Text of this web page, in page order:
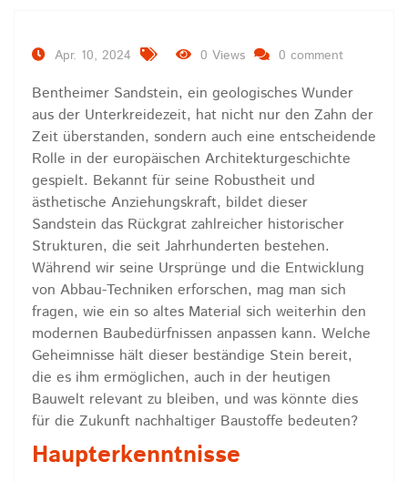
Apr. 10, 2024 0 Views 0 comment
Bentheimer Sandstein, ein geologisches Wunder
aus der Unterkreidezeit, hat nicht nur den Zahn der
Zeit überstanden, sondern auch eine entscheidende
Rolle in der europäischen Architekturgeschichte
gespielt. Bekannt für seine Robustheit und
ästhetische Anziehungskraft, bildet dieser
Sandstein das Rückgrat zahlreicher historischer
Strukturen, die seit Jahrhunderten bestehen.
Während wir seine Ursprünge und die Entwicklung
von Abbau-Techniken erforschen, mag man sich
fragen, wie ein so altes Material sich weiterhin den
modernen Baubedürfnissen anpassen kann. Welche
Geheimnisse hält dieser beständige Stein bereit,
die es ihm ermöglichen, auch in der heutigen
Bauwelt relevant zu bleiben, und was könnte dies
für die Zukunft nachhaltiger Baustoffe bedeuten?
Haupterkenntnisse